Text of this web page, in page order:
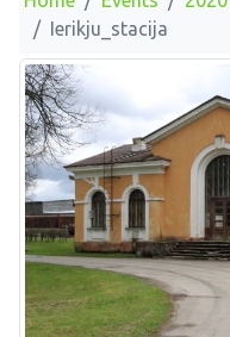
Ierikju_stacija